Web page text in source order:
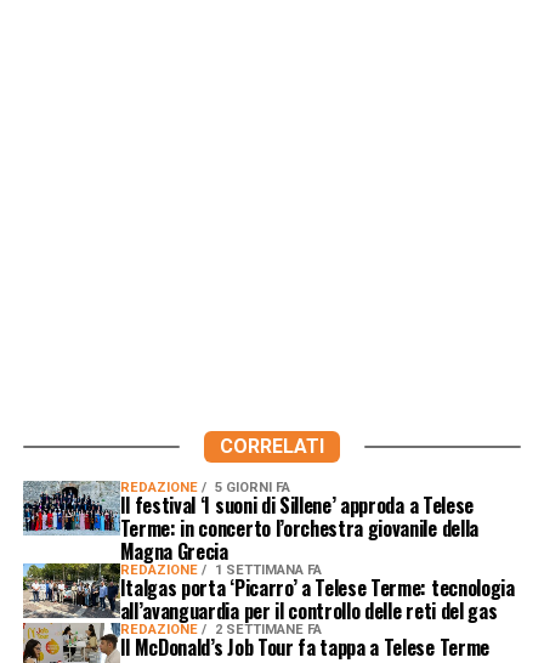
CORRELATI
REDAZIONE 5 GIORNI FA
Il festival ‘I suoni di Sillene’ approda a Telese
Terme: in concerto l’orchestra giovanile della
Magna Grecia
REDAZIONE 1 SETTIMANA FA
Italgas porta ‘Picarro’ a Telese Terme: tecnologia
all’avanguardia per il controllo delle reti del gas
REDAZIONE 2 SETTIMANE FA
Il McDonald’s Job Tour fa tappa a Telese Terme